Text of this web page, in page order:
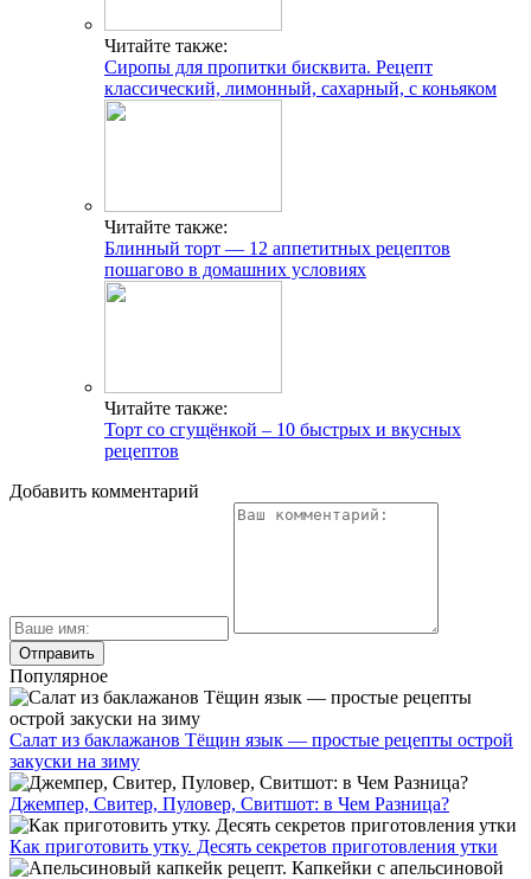
Читайте также:
Сиропы для пропитки бисквита. Рецепт
классический, лимонный, сахарный, с коньяком
Читайте также:
Блинный торт — 12 аппетитных рецептов
пошагово в домашних условиях
Читайте также:
Торт со сгущёнкой – 10 быстрых и вкусных
рецептов
Добавить комментарий
Популярное
Салат из баклажанов Тёщин язык — простые рецепты острой
закуски на зиму
Джемпер, Свитер, Пуловер, Свитшот: в Чем Разница?
Как приготовить утку. Десять секретов приготовления утки